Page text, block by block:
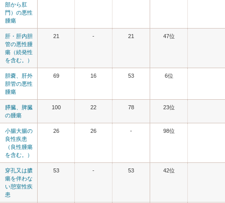
部から肛
門）の悪性
腫瘍
肝・肝内胆
管の悪性腫
瘍（続発性
を含む。）
21 - 21 47位
胆嚢、肝外
胆管の悪性
腫瘍
69 16 53 6位
膵臓、脾臓
の腫瘍
100 22 78 23位
小腸大腸の
良性疾患
（良性腫瘍
を含む。）
26 26 - 98位
穿孔又は膿
瘍を伴わな
い憩室性疾
患
53 - 53 42位